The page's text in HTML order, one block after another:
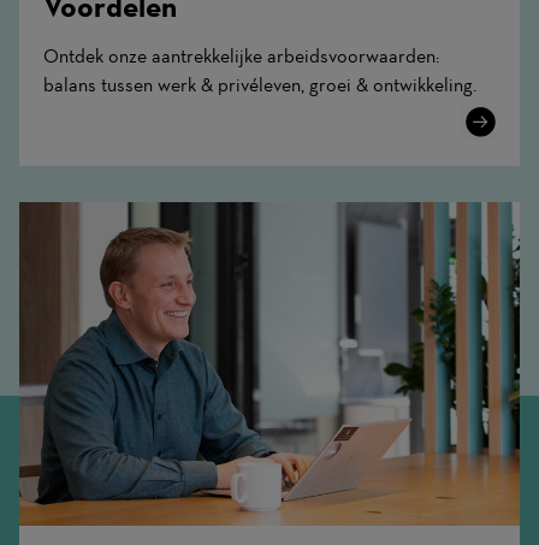
Ontdek onze aantrekkelijke arbeidsvoorwaarden:
balans tussen werk & privéleven, groei & ontwikkeling.
Learn